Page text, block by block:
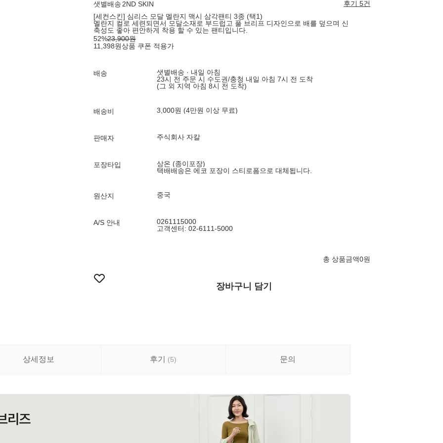
샛별배송 2ND SKIN
후기 5건
[세컨스킨] 심리스 모달 멜란지 맥시 삼각팬티 3종 (택1)
멜란지 컬로 세련되면서 모달소재로 부드럽고 풀 브리프 디자인으로 배를 덮으며 신
축성도 좋아 편안하게 착용 할 수 있는 팬티입니다.
52%23,900원
11,398원상품 쿠폰 적용가
배송
샛별배송 · 내일 아침
23시 전 주문 시 수도권/충청 내일 아침 7시 전 도착
(그 외 지역 아침 8시 전 도착)
배송비 3,000원 (4만원 이상 무료)
판매자 주식회사 자칼
포장타입
상온 (종이포장)
택배배송은 에코 포장이 스티로폼으로 대체됩니다.
원산지 중국
A/S 안내
0261115000
고객센터: 02-6111-5000
총 상품금액0원
장바구니 담기
상세정보 후기 (5) 문의